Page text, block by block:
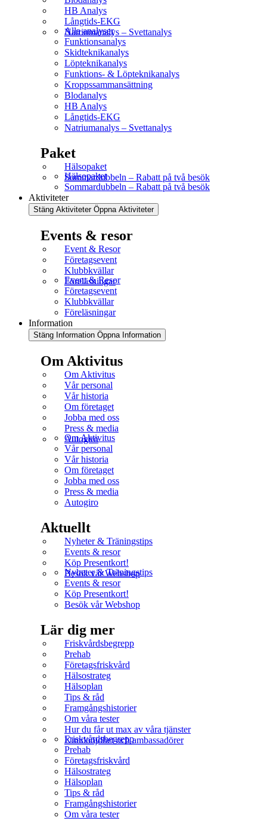
HB Analys
Långtids-EKG
Natriumanalys – Svettanalys
Alla analyser
Funktionsanalys
Skidteknikanalys
Löpteknikanalys
Funktions- & Löpteknikanalys
Kroppssammansättning
Blodanalys
HB Analys
Långtids-EKG
Natriumanalys – Svettanalys
Paket
Hälsopaket
Sommardubbeln – Rabatt på två besök
Hälsopaket
Sommardubbeln – Rabatt på två besök
Aktiviteter
Stäng Aktiviteter Öppna Aktiviteter
Events & resor
Event & Resor
Företagsevent
Klubbkvällar
Föreläsningar
Event & Resor
Företagsevent
Klubbkvällar
Föreläsningar
Information
Stäng Information Öppna Information
Om Aktivitus
Om Aktivitus
Vår personal
Vår historia
Om företaget
Jobba med oss
Press & media
Autogiro
Om Aktivitus
Vår personal
Vår historia
Om företaget
Jobba med oss
Press & media
Autogiro
Aktuellt
Nyheter & Träningstips
Events & resor
Köp Presentkort!
Besök vår Webshop
Nyheter & Träningstips
Events & resor
Köp Presentkort!
Besök vår Webshop
Lär dig mer
Friskvårdsbegrepp
Prehab
Företagsfriskvård
Hälsostrateg
Hälsoplan
Tips & råd
Framgångshistorier
Om våra tester
Hur du får ut max av våra tjänster
Kundnöjdhet och ambassadörer
Friskvårdsbegrepp
Prehab
Företagsfriskvård
Hälsostrateg
Hälsoplan
Tips & råd
Framgångshistorier
Om våra tester